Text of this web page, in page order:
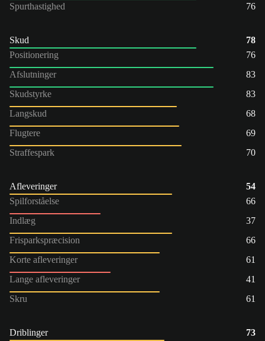
Spurthastighed
76
Skud
78
Positionering
76
Afslutninger
83
Skudstyrke
83
Langskud
68
Flugtere
69
Straffespark
70
Afleveringer
54
Spilforståelse
66
Indlæg
37
Frisparkspræcision
66
Korte afleveringer
61
Lange afleveringer
41
Skru
61
Driblinger
73